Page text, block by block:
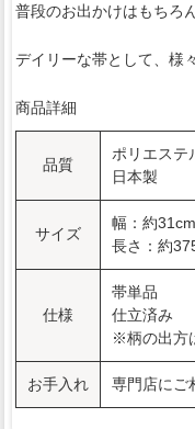
普段のお出かけはもちろ
デイリーな帯として、様
商品詳細
品質
ポリエステ
日本製
サイズ
幅：約31cm
長さ：約
仕様
帯単品
仕立済み
※柄の出方
お手入れ 専門店にご